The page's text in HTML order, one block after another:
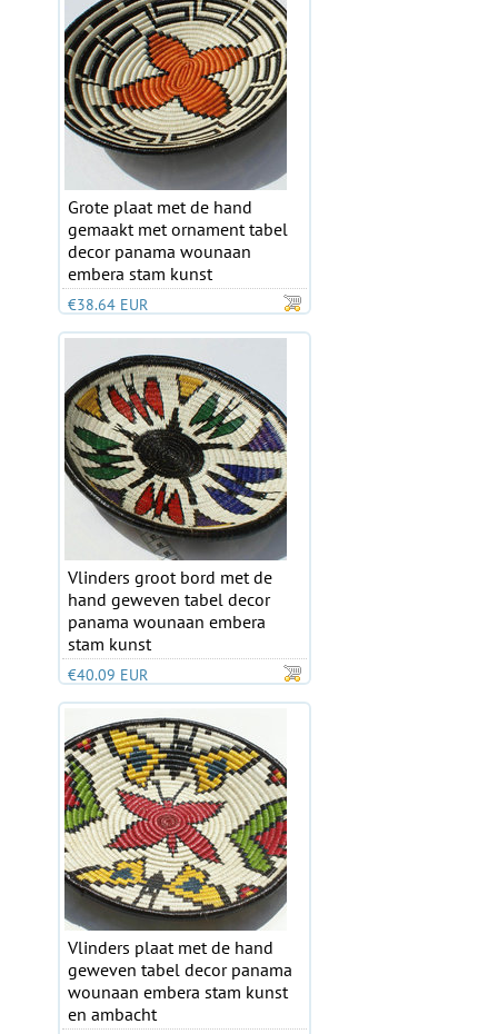
Grote plaat met de hand
gemaakt met ornament tabel
decor panama wounaan
embera stam kunst
€38.64 EUR
Vlinders groot bord met de
hand geweven tabel decor
panama wounaan embera
stam kunst
€40.09 EUR
Vlinders plaat met de hand
geweven tabel decor panama
wounaan embera stam kunst
en ambacht